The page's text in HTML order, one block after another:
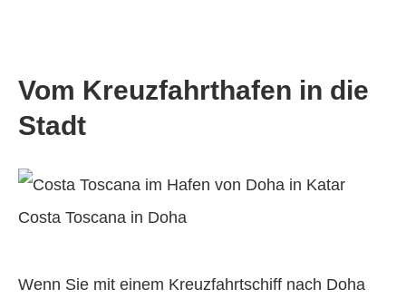
Vom Kreuzfahrthafen in die
Stadt
Costa Toscana in Doha
Wenn Sie mit einem Kreuzfahrtschiff nach Doha